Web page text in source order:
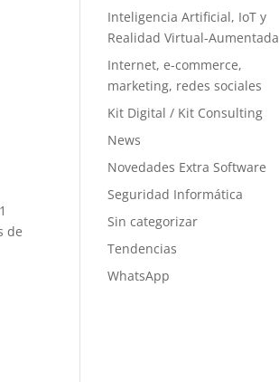
de
Inteligencia Artificial, IoT y
Realidad Virtual-Aumentada
Internet, e-commerce,
marketing, redes sociales
Kit Digital / Kit Consulting
News
Novedades Extra Software
Seguridad Informática
Sin categorizar
Tendencias
WhatsApp